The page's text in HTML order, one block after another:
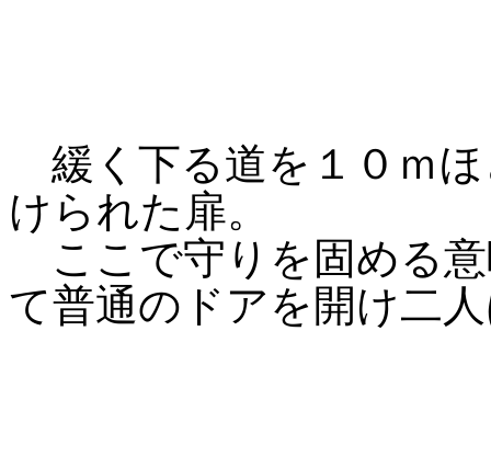
緩く下る道を１０ｍ
けられた扉。
ここで守りを固める
て普通のドアを開け二